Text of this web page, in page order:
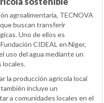
agroalimentaria, TECNOVA
buscan transferir
Uno de ellos es
CIDEAL en Níger,
uso del agua mediante un
locales.
la producción agrícola local
incluye un
a comunidades locales en el